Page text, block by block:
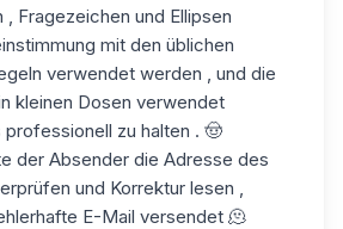
Fragezeichen und Ellipsen
mit den üblichen
verwendet werden , und die
kleinen Dosen verwendet
zu halten . 🤠
der Absender die Adresse des
und Korrektur lesen ,
E-Mail versendet 🫠